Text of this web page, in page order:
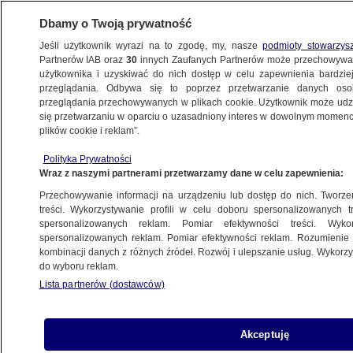
KONKRET24
POLSKA
sąd wie, na co się zgadza. Nie do końca
Jan Kunert
25.09.2023, 17:39
Udostępnij
Dbamy o Twoją prywatność
Jeśli użytkownik wyrazi na to zgodę, my, naszepodmioty
Partnerów IAB oraz30 innych Zaufanych Partnerów może
użytkownika i uzyskiwać do nich dostęp w celu zapewnienia
przeglądania. Odbywa się to poprzez przetwarzanie danych
przeglądania przechowywanych w plikach cookie. Użytkownik może
się przetwarzaniu w oparciu o uzasadniony interes w dowolnym
plików cookie i reklam”.
Polityka Prywatności
Wraz z naszymi partnerami przetwarzamy dane w celu zapewnienia:
Przechowywanie informacji na urządzeniu lub dostęp do nich.
treści. Wykorzystywanie profili w celu doboru spersonalizowanych
spersonalizowanych reklam. Pomiar efektywności treści.
spersonalizowanych reklam. Pomiar efektywności reklam.
kombinacji danych z różnych źródeł. Rozwój i ulepszanie usług.
do wyboru reklam.
Lista partnerów (dostawców)
Akceptuję